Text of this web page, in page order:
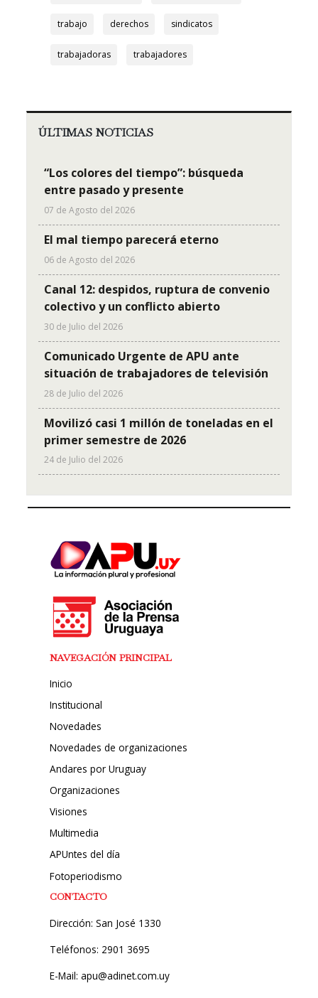
trabajo derechos sindicatos
trabajadoras trabajadores
ÚLTIMAS NOTICIAS
“Los colores del tiempo”: búsqueda
entre pasado y presente
07 de Agosto del 2026
El mal tiempo parecerá eterno
06 de Agosto del 2026
Canal 12: despidos, ruptura de convenio
colectivo y un conflicto abierto
30 de Julio del 2026
Comunicado Urgente de APU ante
situación de trabajadores de televisión
28 de Julio del 2026
Movilizó casi 1 millón de toneladas en el
primer semestre de 2026
24 de Julio del 2026
NAVEGACIÓN PRINCIPAL
Inicio
Institucional
Novedades
Novedades de organizaciones
Andares por Uruguay
Organizaciones
Visiones
Multimedia
APUntes del día
Fotoperiodismo
CONTACTO
Dirección: San José 1330
Teléfonos: 2901 3695
E-Mail: apu@adinet.com.uy